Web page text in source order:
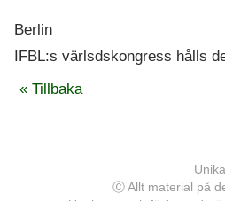
Berlin
IFBL:s värlsdskongress hålls
« Tillbaka
Ⓒ Allt material på